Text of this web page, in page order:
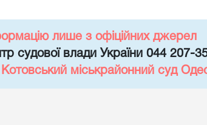
лише з офіційних джерел
судової влади України 044 207-
міськрайонний суд